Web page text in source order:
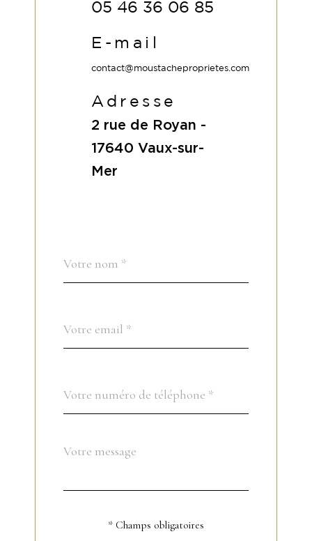
05 46 36 06 85
E-mail
contact@moustacheproprietes.com
Adresse
2 rue de Royan -
17640 Vaux-sur-
Mer
Fieldset
*
*
*
Fieldset
défaut
Message
Validation
* Champs obligatoires